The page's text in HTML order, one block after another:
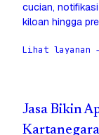
cucian,
kiloan hingga
Lihat layanan
Jasa Bikin
Kartanegara